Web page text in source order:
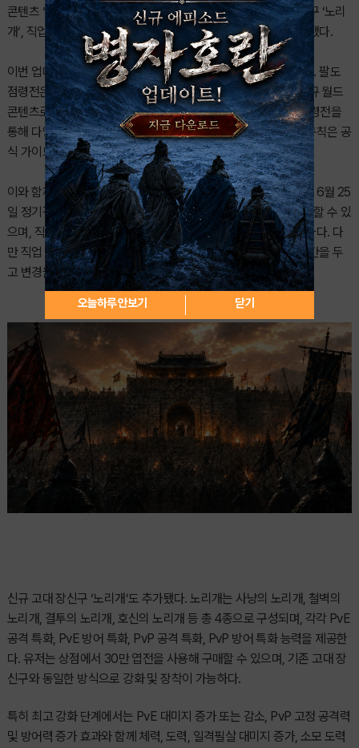
콘텐츠 ‘팔도 점령전’을 비롯해 직업 변경 시스템, 신규 고대 장신구 ‘노리
개’, 직업 밸런스 조정 등을 포함한 대규모 업데이트를 25일 실시했다.
이번 업데이트의 핵심은 서버 간 경쟁 콘텐츠인 ‘팔도 점령전’이다. 팔도
점령전은 여러 서버의 문파들이 참여해 영토를 두고 경쟁하는 신규 월드
콘텐츠로, 첫 일정은 오는 7월 4일 진행될 예정이다. 유저들은 점령전을
통해 다양한 보상을 획득할 수 있으며, 상세한 신청 방법과 진행 규칙은 공
식 가이드를 통해 확인할 수 있다.
이와 함께 ‘직업 변경권’ 시스템도 한시적으로 오픈된다. 유저들은 6월 25
일 정기점검 이후부터 7월 2일 정기점검 전까지 직업 변경을 진행할 수 있
으며, 직업 변경에 필요한 아이템 역시 같은 기간 동안 구매 가능하다. 다
만 직업 변경권 아이템은 정기점검과 함께 삭제되므로 충분한 시간을 두
고 변경을 완료해야 한다.
신규 고대 장신구 ‘노리개’도 추가됐다. 노리개는 사냥의 노리개, 철벽의
노리개, 결투의 노리개, 호신의 노리개 등 총 4종으로 구성되며, 각각 PvE
공격 특화, PvE 방어 특화, PvP 공격 특화, PvP 방어 특화 능력을 제공한
다. 유저는 상점에서 30만 엽전을 사용해 구매할 수 있으며, 기존 고대 장
신구와 동일한 방식으로 강화 및 장착이 가능하다.
특히 최고 강화 단계에서는 PvE 대미지 증가 또는 감소, PvP 고정 공격력
및 방어력 증가 효과와 함께 체력, 도력, 일격필살 대미지 증가, 소모 도력
오늘하루 안보기 닫기